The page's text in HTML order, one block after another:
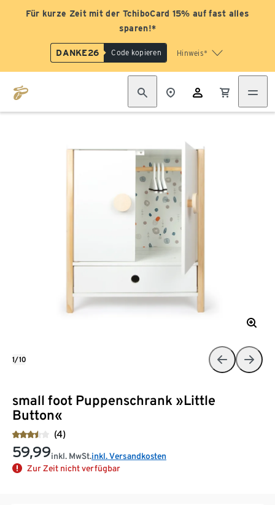
Für kurze Zeit mit der TchiboCard 15% auf fast alles
sparen!*
DANKE26 Code kopieren Hinweis*
small foot Puppenschrank »Little
Button«
(4)
59,99inkl. MwSt.inkl. Versandkosten
Zur Zeit nicht verfügbar
1/10